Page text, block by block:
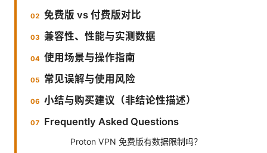
免费版 vs 付费版对比
兼容性、性能与实测数据
使用场景与操作指南
常见误解与使用风险
小结与购买建议（非结论性描述）
Frequently Asked Questions
Proton VPN 免费版有数据限制吗？